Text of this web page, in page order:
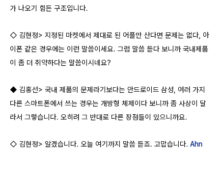
가 나오기 힘든 구조입니다.
◇ 김현정> 지정된 마켓에서 제대로 된 어플만 산다면 문제는 없다, 아
이폰 같은 경우에는 이런 말씀이세요. 그럼 말씀 듣다 보니까 국내제품
이 좀 더 취약하다는 말씀이시네요?
◆ 김홍선> 국내 제품의 문제라기보다는 안드로이드 삼성, 여러 가지
다른 스마트폰에서 쓰는 경우는 개방형 체제이다 보니까 좀 사상이 달
라서 그렇습니다. 오히려 그 반대로 다른 장점들이 있으니까요.
◇ 김현정> 알겠습니다. 오늘 여기까지 말씀 듣죠. 고맙습니다. Ahn